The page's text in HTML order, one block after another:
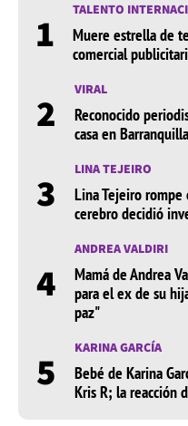
1 TALENTO
Muere estrella de
comercial
2 VIRAL
Reconocido
casa en
3 LINA TEJEIRO
Lina Tejeiro
cerebro decidió
4
ANDREA VALDIRI
Mamá de Andrea
para el ex de su
paz"
5 KARINA GARCÍA
Bebé de Karina
Kris R; la reacción